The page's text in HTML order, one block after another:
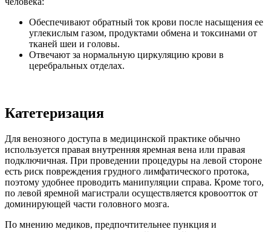
Обеспечивают обратный ток крови после насыщения ее
углекислым газом, продуктами обмена и токсинами от
тканей шеи и головы.
Отвечают за нормальную циркуляцию крови в
церебральных отделах.
Катетеризация
Для венозного доступа в медицинской практике обычно
используется правая внутренняя яремная вена или правая
подключичная. При проведении процедуры на левой стороне
есть риск повреждения грудного лимфатического протока,
поэтому удобнее проводить манипуляции справа. Кроме того,
по левой яремной магистрали осуществляется кровоотток от
доминирующей части головного мозга.
По мнению медиков, предпочтительнее пункция и